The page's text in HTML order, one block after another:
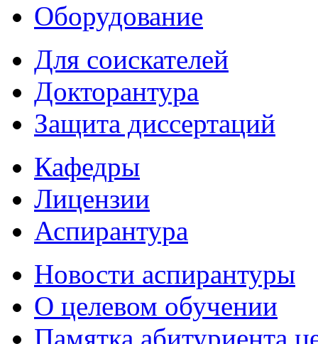
Оборудование
Для соискателей
Докторантура
Защита диссертаций
Кафедры
Лицензии
Аспирантура
Новости аспирантуры
О целевом обучении